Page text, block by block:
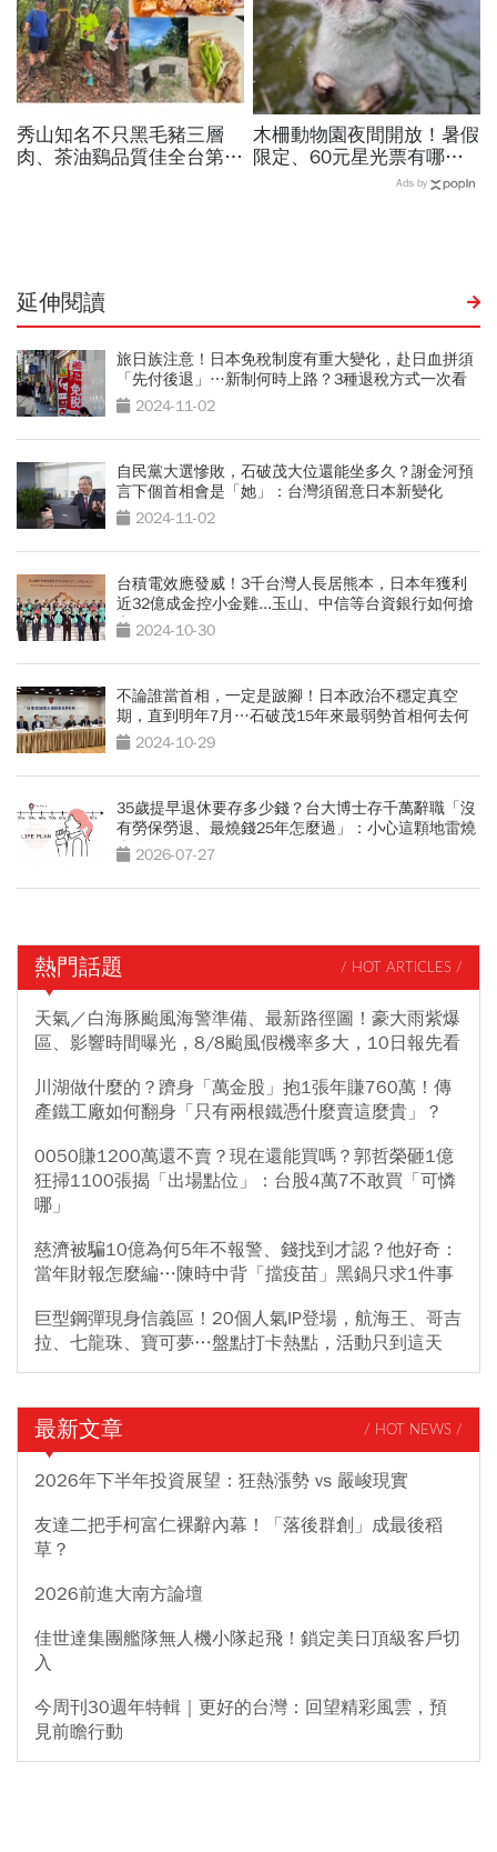
秀山知名不只黑毛豬三層
肉、茶油鷄品質佳全台第
木柵動物園夜間開放！暑假
限定、60元星光票有哪些
動物可以看？要預約嗎？時
Ads by
延伸閱讀
旅日族注意！日本免稅制度有重大變化，赴日血拼須
「先付後退」…新制何時上路？3種退稅方式一次看
2024-11-02
自民黨大選慘敗，石破茂大位還能坐多久？謝金河預
言下個首相會是「她」：台灣須留意日本新變化
2024-11-02
台積電效應發威！3千台灣人長居熊本，日本年獲利
近32億成金控小金雞...玉山、中信等台資銀行如何搶
客？2024-10-30
不論誰當首相，一定是跛腳！日本政治不穩定真空
期，直到明年7月…石破茂15年來最弱勢首相何去何
從？2024-10-29
35歲提早退休要存多少錢？台大博士存千萬辭職「沒
有勞保勞退、最燒錢25年怎麼過」：小心這顆地雷燒
光存款
2026-07-27
熱門話題 / HOT ARTICLES /
天氣／白海豚颱風海警準備、最新路徑圖！豪大雨紫爆
區、影響時間曝光，8/8颱風假機率多大，10日報先看
川湖做什麼的？躋身「萬金股」抱1張年賺760萬！傳
產鐵工廠如何翻身「只有兩根鐵憑什麼賣這麼貴」？
0050賺1200萬還不賣？現在還能買嗎？郭哲榮砸1億
狂掃1100張揭「出場點位」：台股4萬7不敢買「可憐
哪」
慈濟被騙10億為何5年不報警、錢找到才認？他好奇：
當年財報怎麼編…陳時中背「擋疫苗」黑鍋只求1件事
巨型鋼彈現身信義區！20個人氣IP登場，航海王、哥吉
拉、七龍珠、寶可夢…盤點打卡熱點，活動只到這天
最新文章 / HOT NEWS /
2026年下半年投資展望：狂熱漲勢 vs 嚴峻現實
友達二把手柯富仁裸辭內幕！「落後群創」成最後稻
草？
2026前進大南方論壇
佳世達集團艦隊無人機小隊起飛！鎖定美日頂級客戶切
入
今周刊30週年特輯｜更好的台灣：回望精彩風雲，預
見前瞻行動